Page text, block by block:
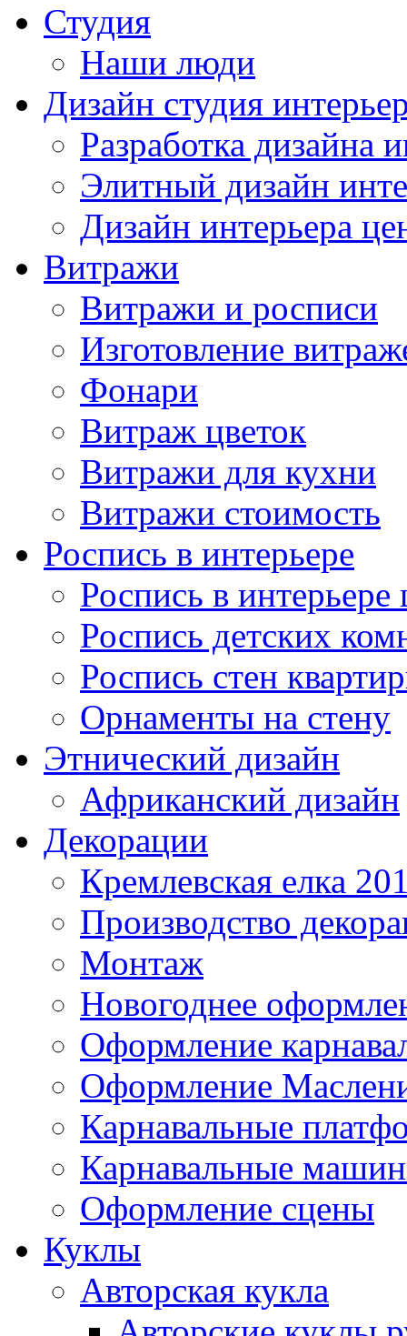
Студия
Наши люди
Дизайн студия
Разработка дизайна
Элитный дизайн
Дизайн интерьера
Витражи
Витражи и росписи
Изготовление
Фонари
Витраж цветок
Витражи для кухни
Витражи стоимость
Роспись в интерьере
Роспись в интерьере
Роспись детских
Роспись стен
Орнаменты на стену
Этнический дизайн
Африканский дизайн
Декорации
Кремлевская елка
Производство
Монтаж
Новогоднее
Оформление
Оформление
Карнавальные
Карнавальные
Оформление сцены
Куклы
Авторская кукла